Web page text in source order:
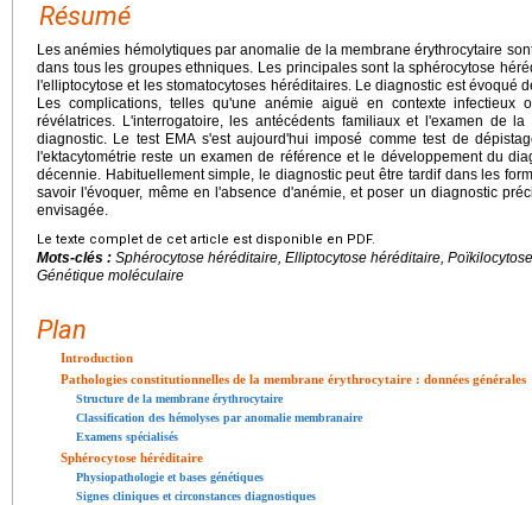
Résumé
Les anémies hémolytiques par anomalie de la membrane érythrocytaire
dans tous les groupes ethniques. Les principales sont la sphérocytose
l'elliptocytose et les stomatocytoses héréditaires. Le diagnostic est évoqué
Les complications, telles qu'une anémie aiguë en contexte infectieux
révélatrices. L'interrogatoire, les antécédents familiaux et l'examen de
diagnostic. Le test EMA s'est aujourd'hui imposé comme test de
l'ektacytométrie reste un examen de référence et le développement du
décennie. Habituellement simple, le diagnostic peut être tardif dans les
savoir l'évoquer, même en l'absence d'anémie, et poser un diagnostic
envisagée.
Le texte complet de cet article est disponible en PDF.
Mots-clés : Sphérocytose héréditaire, Elliptocytose héréditaire,
Génétique moléculaire
Plan
Introduction
Pathologies constitutionnelles de la membrane érythrocytaire : données générales
Structure de la membrane érythrocytaire
Classification des hémolyses par anomalie membranaire
Examens spécialisés
Sphérocytose héréditaire
Physiopathologie et bases génétiques
Signes cliniques et circonstances diagnostiques